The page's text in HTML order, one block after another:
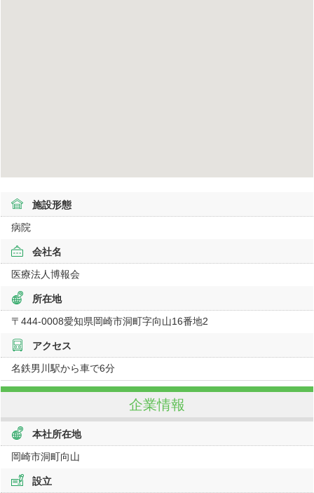
施設形態
病院
会社名
医療法人博報会
所在地
〒444-0008愛知県岡崎市洞町字向山16番地2
アクセス
名鉄男川駅から車で6分
企業情報
本社所在地
岡崎市洞町向山
設立